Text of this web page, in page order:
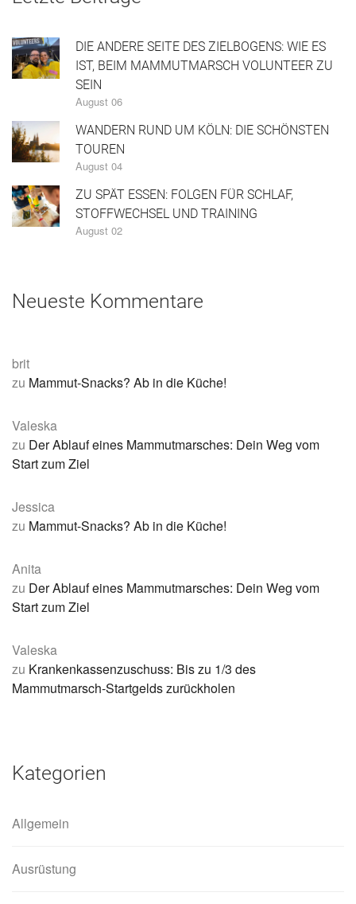
DIE ANDERE SEITE DES ZIELBOGENS: WIE ES
IST, BEIM MAMMUTMARSCH VOLUNTEER ZU
SEIN
August 06
WANDERN RUND UM KÖLN: DIE SCHÖNSTEN
TOUREN
August 04
ZU SPÄT ESSEN: FOLGEN FÜR SCHLAF,
STOFFWECHSEL UND TRAINING
August 02
Neueste Kommentare
brit
zu Mammut-Snacks? Ab in die Küche!
Valeska
zu Der Ablauf eines Mammutmarsches: Dein Weg vom
Start zum Ziel
Jessica
zu Mammut-Snacks? Ab in die Küche!
Anita
zu Der Ablauf eines Mammutmarsches: Dein Weg vom
Start zum Ziel
Valeska
zu Krankenkassenzuschuss: Bis zu 1/3 des
Mammutmarsch-Startgelds zurückholen
Kategorien
Allgemein
Ausrüstung